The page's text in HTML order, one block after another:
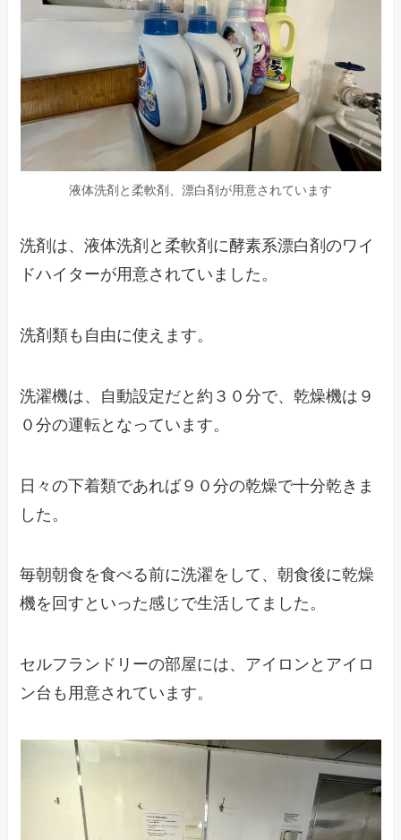
液体洗剤と柔軟剤、漂白剤が用意されています
洗剤は、液体洗剤と柔軟剤に酵素系漂白剤のワイ
ドハイターが用意されていました。
洗剤類も自由に使えます。
洗濯機は、自動設定だと約３０分で、乾燥機は９
０分の運転となっています。
日々の下着類であれば９０分の乾燥で十分乾きま
した。
毎朝朝食を食べる前に洗濯をして、朝食後に乾燥
機を回すといった感じで生活してました。
セルフランドリーの部屋には、アイロンとアイロ
ン台も用意されています。